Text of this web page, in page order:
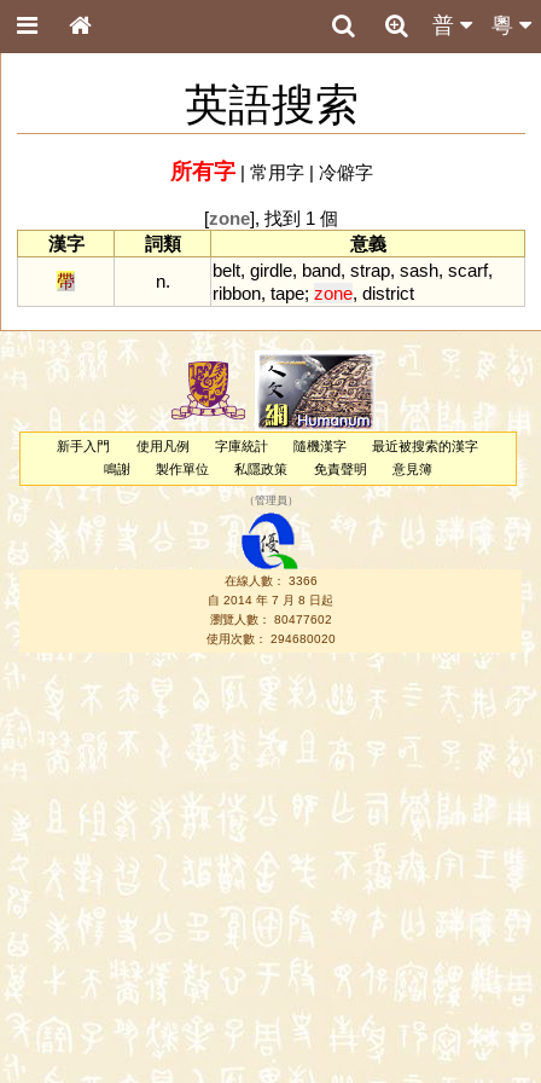
粵
普
英語搜索
所有字| 常用字| 冷僻字
[zone], 找到 1 個
漢字
詞類
意義
帶
n.
belt, girdle, band, strap, sash, scarf,
ribbon, tape; zone, district
新手入門 使用凡例 字庫統計 隨機漢字
最近被搜索的漢字
鳴謝
製作單位 私隱政策 免責聲明 意見簿
（管理員 ）
在線人數： 3366
自 2014 年 7 月 8 日起
瀏覽人數： 80477602
使用次數： 294680020